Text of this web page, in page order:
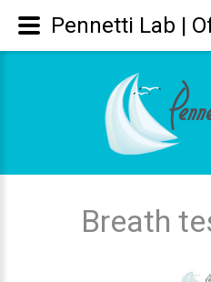
Breath
Pennetti Lab |